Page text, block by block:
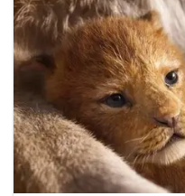
keretakan pada
pekerja kilang di Bukit
Tambahnya,Ã‚Â anaknya
berkenaan kerana
ingin membantu
“Saya terduduk apabila
yang menimpa anak